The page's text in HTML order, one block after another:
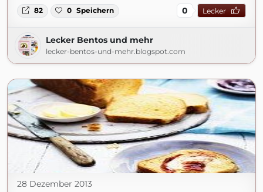
82 0 Speichern 0 Lecker
Lecker Bentos und mehr
lecker-bentos-und-mehr.blogspot.com
28 Dezember 2013